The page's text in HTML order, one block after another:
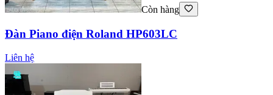
Còn hàng
Đàn Piano điện Roland HP603LC
Liên hệ